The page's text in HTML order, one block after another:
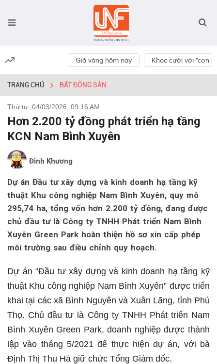
Giá vàng hôm nay Khóc cười với “cơn
TRANG CHỦ BẤT ĐỘNG SẢN
Thứ tư, 04/03/2026, 09:16 AM
Hơn 2.200 tỷ đồng phát triển hạ tầng
KCN Nam Bình Xuyên
Đình Khương
Dự án Đầu tư xây dựng và kinh doanh hạ tầng kỹ
thuật Khu công nghiệp Nam Bình Xuyên, quy mô
295,74 ha, tổng vốn hơn 2.200 tỷ đồng, đang được
chủ đầu tư là Công ty TNHH Phát triển Nam Bình
Xuyên Green Park hoàn thiện hồ sơ xin cấp phép
môi trường sau điều chỉnh quy hoạch.
Dự án “Đầu tư xây dựng và kinh doanh hạ tầng kỹ
thuật Khu công nghiệp Nam Bình Xuyên” được triển
khai tại các xã Bình Nguyên và Xuân Lãng, tỉnh Phú
Thọ. Chủ đầu tư là Công ty TNHH Phát triển Nam
Bình Xuyên Green Park, doanh nghiệp được thành
lập vào tháng 5/2021 để thực hiện dự án, với bà
Định Thị Thu Hà giữ chức Tổng Giám đốc.